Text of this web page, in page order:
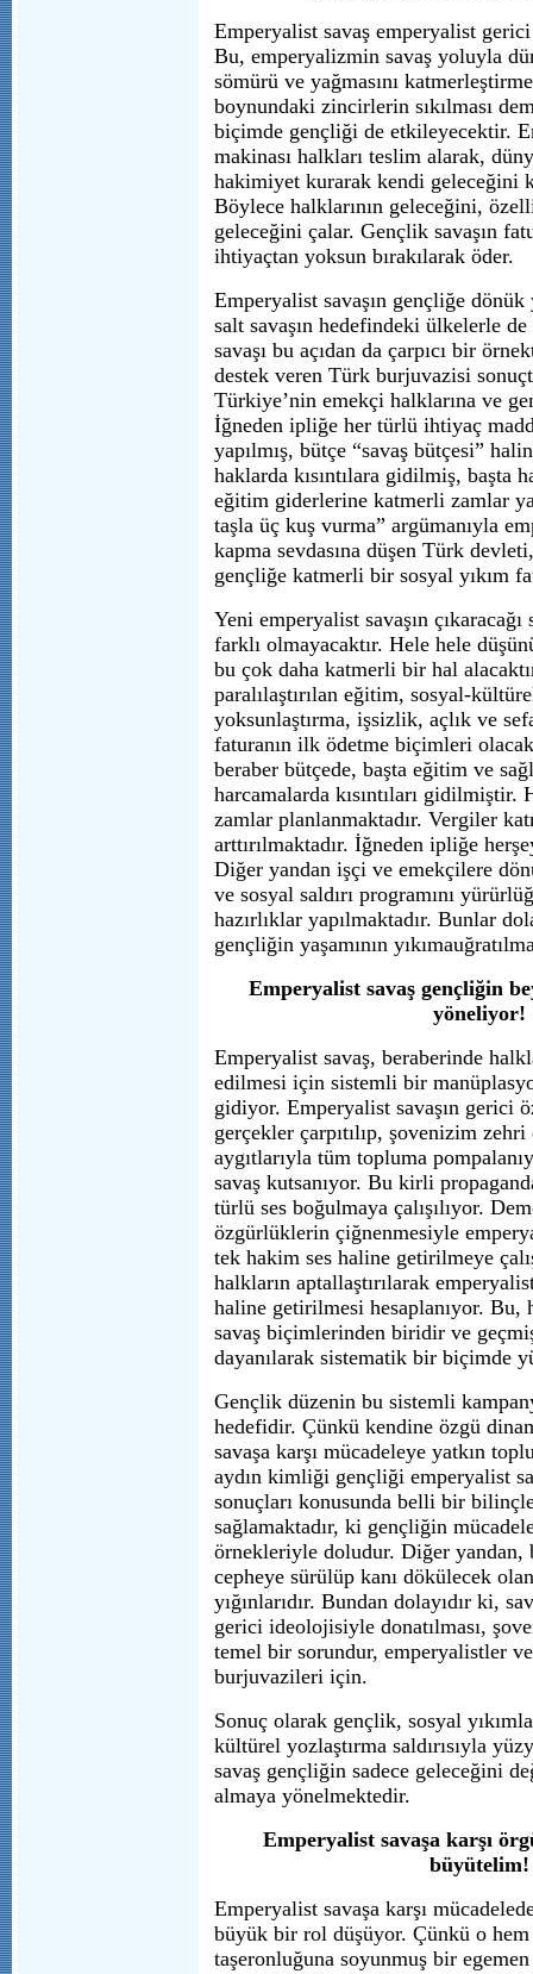
Emperyalist savaş emperyalist gerici
Bu, emperyalizmin savaş yoluyla
sömürü ve yağmasını
boynundaki zincirlerin sıkılması
biçimde gençliği de etkileyecektir.
makinası halkları teslim alarak,
hakimiyet kurarak kendi geleceğini
Böylece halklarının geleceğini,
geleceğini çalar. Gençlik savaşın
ihtiyaçtan yoksun bırakılarak öder.
Emperyalist savaşın gençliğe dönük
salt savaşın hedefindeki ülkelerle de
savaşı bu açıdan da çarpıcı bir
destek veren Türk burjuvazisi
Türkiye’nin emekçi halklarına ve
İğneden ipliğe her türlü ihtiyaç
yapılmış, bütçe “savaş bütçesi”
haklarda kısıntılara gidilmiş, başta
eğitim giderlerine katmerli zamlar
taşla üç kuş vurma” argümanıyla
kapma sevdasına düşen Türk
gençliğe katmerli bir sosyal yıkım
Yeni emperyalist savaşın
farklı olmayacaktır. Hele hele
bu çok daha katmerli bir hal
paralılaştırılan eğitim, sosyal-
yoksunlaştırma, işsizlik, açlık ve
faturanın ilk ödetme biçimleri
beraber bütçede, başta eğitim ve
harcamalarda kısıntıları gidilmiştir.
zamlar planlanmaktadır. Vergiler
arttırılmaktadır. İğneden ipliğe
Diğer yandan işçi ve emekçilere
ve sosyal saldırı programını
hazırlıklar yapılmaktadır. Bunlar
gençliğin yaşamının
Emperyalist savaş gençliğin
yöneliyor!
Emperyalist savaş, beraberinde
edilmesi için sistemli bir
gidiyor. Emperyalist savaşın gerici
gerçekler çarpıtılıp, şovenizim
aygıtlarıyla tüm topluma
savaş kutsanıyor. Bu kirli
türlü ses boğulmaya çalışılıyor.
özgürlüklerin çiğnenmesiyle
tek hakim ses haline getirilmeye
halkların aptallaştırılarak
haline getirilmesi hesaplanıyor. Bu,
savaş biçimlerinden biridir ve
dayanılarak sistematik bir biçimde
Gençlik düzenin bu sistemli
hedefidir. Çünkü kendine özgü
savaşa karşı mücadeleye yatkın
aydın kimliği gençliği emperyalist
sonuçları konusunda belli bir
sağlamaktadır, ki gençliğin
örnekleriyle doludur. Diğer yandan,
cepheye sürülüp kanı dökülecek
yığınlarıdır. Bundan dolayıdır ki,
gerici ideolojisiyle donatılması,
temel bir sorundur, emperyalistler
burjuvazileri için.
Sonuç olarak gençlik, sosyal
kültürel yozlaştırma saldırısıyla
savaş gençliğin sadece geleceğini
almaya yönelmektedir.
Emperyalist savaşa karşı
büyütelim!
Emperyalist savaşa karşı
büyük bir rol düşüyor. Çünkü o hem
taşeronluğuna soyunmuş bir egemen